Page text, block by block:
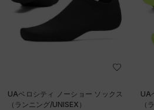
UAベロシティ ノーショー ソックス
（ランニング/UNISEX）
UA
（